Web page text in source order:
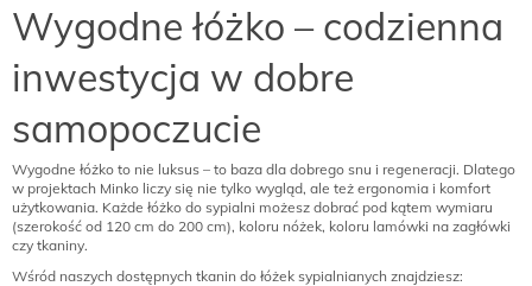
Wygodne łóżko – codzienna
inwestycja w dobre
samopoczucie
Wygodne łóżko to nie luksus – to baza dla dobrego snu i regeneracji. Dlatego
w projektach Minko liczy się nie tylko wygląd, ale też ergonomia i komfort
użytkowania. Każde łóżko do sypialni możesz dobrać pod kątem wymiaru
(szerokość od 120 cm do 200 cm), koloru nóżek, koloru lamówki na zagłówki
czy tkaniny.
Wśród naszych dostępnych tkanin do łóżek sypialnianych znajdziesz: